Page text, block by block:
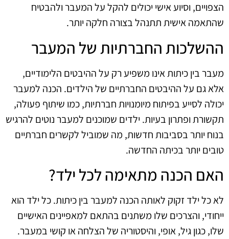
הצפויים, וסיוע אישי יכולים להקל על המעבר ולהבטיח
שהתאמה אישית תתנהל בצורה חלקה יותר.
ההשלכות החברתיות של המעבר
מעבר בין כיתות אינו משפיע רק על ההיבטים הלימודיים,
אלא גם על ההיבטים החברתיים של הילדים. הכנה למעבר
יכולה לסייע בפיתוח מיומנויות חברתיות, כמו שיתוף פעולה,
תקשורת ופתרון בעיות. ילדים שמוכנים למעבר נוטים להרגיש
בנוח יותר בסביבות חדשות, מה שמוביל לקשרים חברתיים
טובים יותר בכיתה החדשה.
האם הכנה מתאימה לכל ילד?
לא כל ילד זקוק לאותה הכנה למעבר בין כיתות. כל ילד הוא
ייחודי, והצרכים שלו משתנים בהתאם למאפיינים האישיים
שלו, כגון גיל, אופי, והיסטוריה של הצלחה או קושי במעבר.